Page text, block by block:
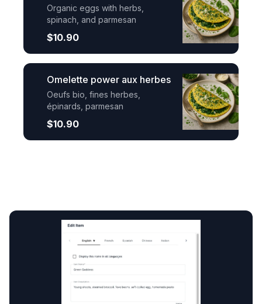
Organic eggs with herbs,
spinach, and parmesan
$10.90
Omelette power aux herbes
Oeufs bio, fines herbes,
épinards, parmesan
$10.90